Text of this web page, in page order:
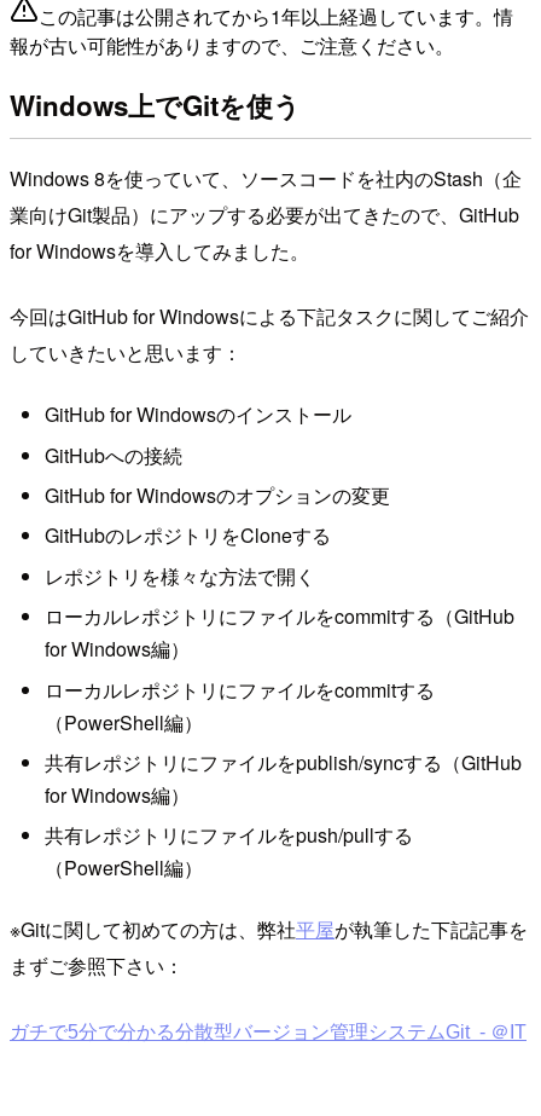
この記事は公開されてから1年以上経過しています。情
報が古い可能性がありますので、ご注意ください。
Windows上でGitを使う
Windows 8を使っていて、ソースコードを社内のStash（企
業向けGit製品）にアップする必要が出てきたので、GitHub
for Windowsを導入してみました。
今回はGitHub for Windowsによる下記タスクに関してご紹介
していきたいと思います：
GitHub for Windowsのインストール
GitHubへの接続
GitHub for Windowsのオプションの変更
GitHubのレポジトリをCloneする
レポジトリを様々な方法で開く
ローカルレポジトリにファイルをcommitする（GitHub
for Windows編）
ローカルレポジトリにファイルをcommitする
（PowerShell編）
共有レポジトリにファイルをpublish/syncする（GitHub
for Windows編）
共有レポジトリにファイルをpush/pullする
（PowerShell編）
※Gitに関して初めての方は、弊社平屋が執筆した下記記事を
まずご参照下さい：
ガチで5分で分かる分散型バージョン管理システムGit - ＠IT